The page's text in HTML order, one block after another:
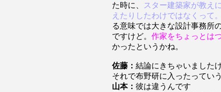
た時に、
スター建築家が教え
えたりしたわけではなくって
る意味では大きな設計事務所
ですけど。 作家をちょっとは
かったというかね。
佐藤： 結論にきちゃいました
それで布野研に入ったってい
山本： 彼は違うんです